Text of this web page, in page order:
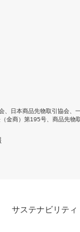
日本商品先物取引協会
金商）第195号、商品先物
サステナビリティ